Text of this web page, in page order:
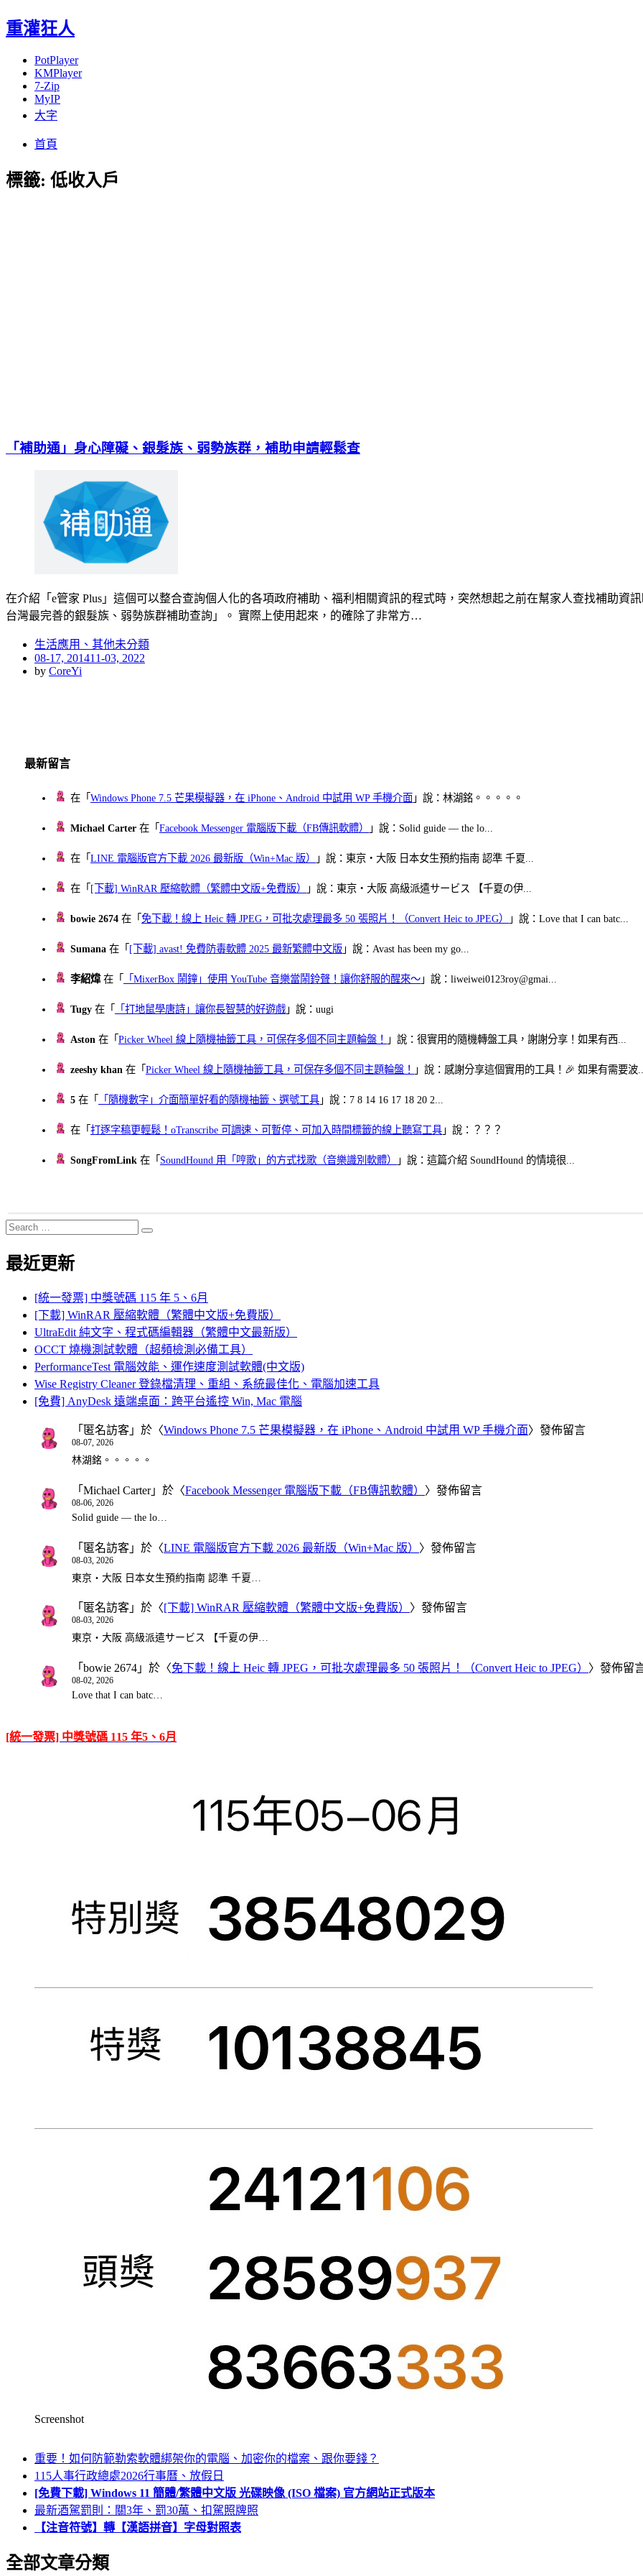
重灌狂人
PotPlayer
KMPlayer
7-Zip
MyIP
大字
首頁
標籤: 低收入戶
「補助通」身心障礙、銀髮族、弱勢族群，補助申請輕鬆查
在介紹「e管家 Plus」這個可以整合查詢個人化的各項政府補助、福利相關資訊的程式時，突然想起之前在幫家人查找補助資
台灣最完善的銀髮族、弱勢族群補助查詢」。 實際上使用起來，的確除了非常方…
生活應用、其他未分類
Posted
on
08-17, 201411-03, 2022
by CoreYi
最新留言
在「Windows Phone 7.5 芒果模擬器，在 iPhone、Android 中試用 WP 手機介面 」說：林湖銘。。。。。
Michael Carter 在「Facebook Messenger 電腦版下載（FB傳訊軟體） 」說：Solid guide — the lo...
在「LINE 電腦版官方下載 2026 最新版（Win+Mac 版） 」說：東京・大阪 日本女生預約指南 認準 千夏...
在「 [下載] WinRAR 壓縮軟體（繁體中文版+免費版） 」說：東京・大阪 高級派遣サービス 【千夏の伊...
bowie 2674 在「免下載！線上 Heic 轉 JPEG，可批次處理最多 50 張照片！（Convert Heic to JPEG） 」說：Love that I can batc...
Sumana 在「 [下載] avast! 免費防毒軟體 2025 最新繁體中文版 」說：Avast has been my go...
李紹煒在「 「MixerBox 鬧鐘」使用 YouTube 音樂當鬧鈴聲！讓你舒服的醒來～ 」說：liweiwei0123roy@gmai...
Tugy 在「 「打地鼠學唐詩」讓你長智慧的好遊戲 」說：uugi
Aston 在「Picker Wheel 線上隨機抽籤工具，可保存多個不同主題輪盤！ 」說：很實用的隨機轉盤工具，謝謝分享！如果有西...
zeeshy khan 在「Picker Wheel 線上隨機抽籤工具，可保存多個不同主題輪盤！ 」說：感謝分享這個實用的工具！🎉 如果有需要波
5 在「 「隨機數字」介面簡單好看的隨機抽籤、選號工具 」說：7 8 14 16 17 18 20 2...
在「打逐字稿更輕鬆！oTranscribe 可調速、可暫停、可加入時間標籤的線上聽寫工具 」說：？？？
SongFromLink 在「 SoundHound 用「哼歌」的方式找歌（音樂識別軟體） 」說：這篇介紹 SoundHound 的情境很...
Search
for:
Search
最近更新
[統一發票] 中獎號碼 115 年 5、6月
[下載] WinRAR 壓縮軟體（繁體中文版+免費版）
UltraEdit 純文字、程式碼編輯器（繁體中文最新版）
OCCT 燒機測試軟體（超頻檢測必備工具）
PerformanceTest 電腦效能、運作速度測試軟體(中文版)
Wise Registry Cleaner 登錄檔清理、重組、系統最佳化、電腦加速工具
[免費] AnyDesk 遠端桌面：跨平台遙控 Win, Mac 電腦
「 匿名訪客 」於〈Windows Phone 7.5 芒果模擬器，在 iPhone、Android 中試用 WP 手機介面〉發佈留言
08-07, 2026
林湖銘。。。。。
「 Michael Carter」於〈Facebook Messenger 電腦版下載（FB傳訊軟體） 〉發佈留言
08-06, 2026
Solid guide — the lo…
「 匿名訪客 」於〈LINE 電腦版官方下載 2026 最新版（Win+Mac 版） 〉發佈留言
08-03, 2026
東京・大阪 日本女生預約指南 認準 千夏…
「 匿名訪客 」於〈[下載] WinRAR 壓縮軟體（繁體中文版+免費版） 〉發佈留言
08-03, 2026
東京・大阪 高級派遣サービス 【千夏の伊…
「 bowie 2674 」於〈免下載！線上 Heic 轉 JPEG，可批次處理最多 50 張照片！（Convert Heic to JPEG） 〉發佈留
08-02, 2026
Love that I can batc…
[統一發票] 中獎號碼 115 年5、6月
Screenshot
重要！如何防範勒索軟體綁架你的電腦、加密你的檔案、跟你要錢？
115人事行政總處2026行事曆、放假日
[免費下載] Windows 11 簡體/繁體中文版 光碟映像 (ISO 檔案) 官方網站正式版本
最新酒駕罰則：關3年、罰30萬、扣駕照牌照
【注音符號】轉【漢語拼音】字母對照表
全部文章分類